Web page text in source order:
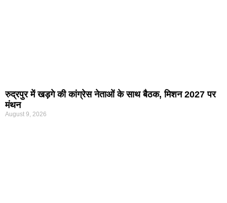
रुद्रपुर में खड़गे की कांग्रेस नेताओं के साथ बैठक, मिशन 2027 पर
मंथन
August 9, 2026